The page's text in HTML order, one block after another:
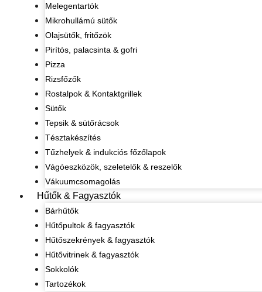
Melegentartók
Mikrohullámú sütők
Olajsütők, fritőzök
Pirítós, palacsinta & gofri
Pizza
Rizsfőzők
Rostalpok & Kontaktgrillek
Sütők
Tepsik & sütőrácsok
Tésztakészítés
Tűzhelyek & indukciós főzőlapok
Vágóeszközök, szeletelők & reszelők
Vákuumcsomagolás
Hűtők & Fagyasztók
Bárhűtők
Hűtőpultok & fagyasztók
Hűtőszekrények & fagyasztók
Hűtővitrinek & fagyasztók
Sokkolók
Tartozékok